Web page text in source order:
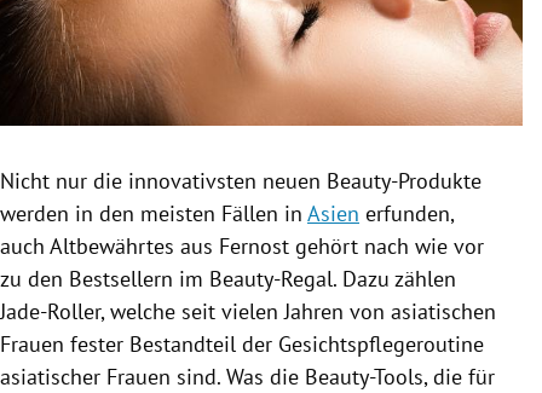
Untermenü
Untermenü
Untermenü
Nicht nur die innovativsten neuen Beauty-Produkte
werden in den meisten Fällen in Asien erfunden,
auch Altbewährtes aus Fernost gehört nach wie vor
zu den Bestsellern im Beauty-Regal. Dazu zählen
Jade-Roller, welche seit vielen Jahren von asiatischen
Frauen fester Bestandteil der Gesichtspflegeroutine
asiatischer Frauen sind. Was die Beauty-Tools, die für